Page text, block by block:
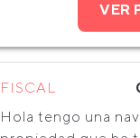
VER
FISCAL
Hola tengo una